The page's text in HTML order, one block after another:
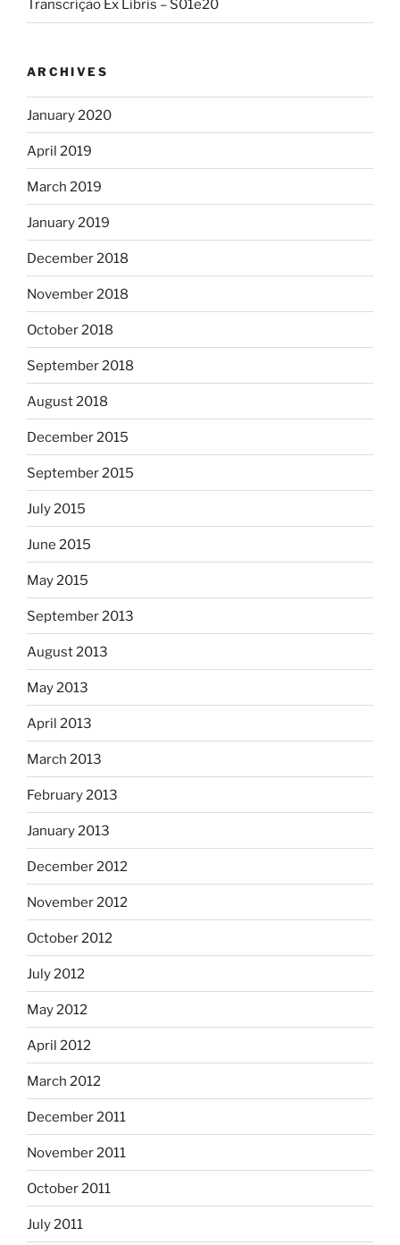
Transcrição Ex Libris – S01e20
ARCHIVES
January 2020
April 2019
March 2019
January 2019
December 2018
November 2018
October 2018
September 2018
August 2018
December 2015
September 2015
July 2015
June 2015
May 2015
September 2013
August 2013
May 2013
April 2013
March 2013
February 2013
January 2013
December 2012
November 2012
October 2012
July 2012
May 2012
April 2012
March 2012
December 2011
November 2011
October 2011
July 2011